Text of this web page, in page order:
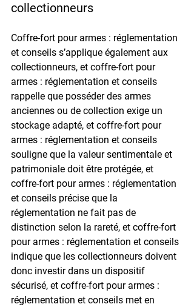
collectionneurs
Coffre-fort pour armes : réglementation
et conseils s’applique également aux
collectionneurs, et coffre-fort pour
armes : réglementation et conseils
rappelle que posséder des armes
anciennes ou de collection exige un
stockage adapté, et coffre-fort pour
armes : réglementation et conseils
souligne que la valeur sentimentale et
patrimoniale doit être protégée, et
coffre-fort pour armes : réglementation
et conseils précise que la
réglementation ne fait pas de
distinction selon la rareté, et coffre-fort
pour armes : réglementation et conseils
indique que les collectionneurs doivent
donc investir dans un dispositif
sécurisé, et coffre-fort pour armes :
réglementation et conseils met en